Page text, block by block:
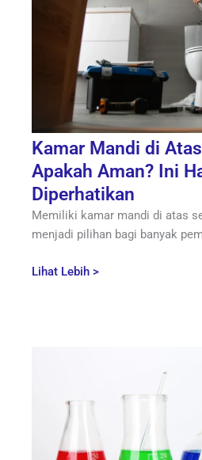
Kamar Mandi di
Apakah Aman? Ini
Diperhatikan
Memiliki kamar mandi di atas
menjadi pilihan bagi banyak
Lihat Lebih >